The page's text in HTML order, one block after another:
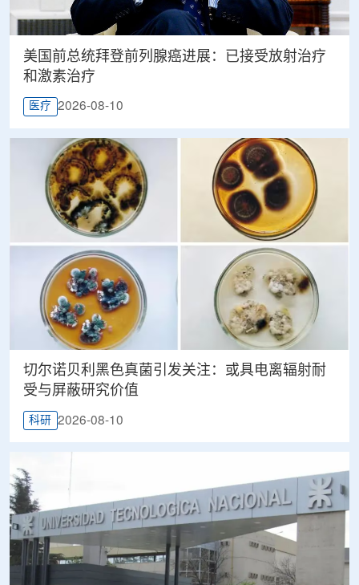
美国前总统拜登前列腺癌进展：已接受放射治疗
和激素治疗
医疗 2026-08-10
切尔诺贝利黑色真菌引发关注：或具电离辐射耐
受与屏蔽研究价值
科研 2026-08-10